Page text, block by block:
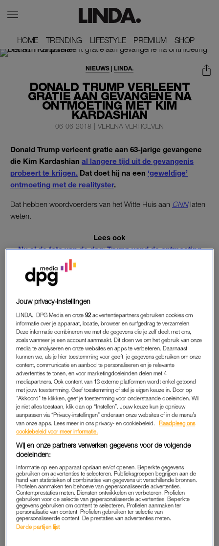
HOME
HOME TRENDING
TRENDING LIFESTYLE
LIFESTYLE PREMIUM
PREMIUM SHOP
SHOP
DONALD TRUMP VERLEENT
GRATIE AAN GEVANGENE NA
ONTMOETING MET KIM
KARDASHIAN
NIEUWS | LINDA.
06-06-2018 | VERENA VERHOEVEN
Donald Trump verleent gratie aan 63-jarige gevangene
die Kim Kardashian al langere tijd uit de gevangenis
probeert te krijgen. Dat doet hij na een ‘geweldige’
ontmoeting met de realityster.
Dat hebben woordvoerders van het Witte Huis aan CNN laten
weten.
Lees ook
Nu al de foto van de dag: Trump vond de ontmoeting
met Kim Kardashian ‘geweldig’
Kim was al langere tijd bezig om
krijgen voor Alice Marie Johnson, een 62-jarige vrouw die al 21
jaar in een gevangenis in Alabama (VS) zit. Ze zit op dit
moment nog vast voor een relatief licht drugsdelict. Kim kreeg
het in haar strijd voor elkaar om een afspraak te maken met
de president en die ontmoeting vond vrijdag 31 mei in het
Witte Huis plaats. Hierbij spraken Kim en Donald de twee over
hervormingen in het gevangeniswezen en strafmaten.
Great meeting with@KimKardashiantoday, talked
about prison reform and sentencing.
pic.twitter.com/uOy4UJ41JF
— Donald J. Trump (@realDonaldTrump)May 30,
2018
GRATIE
Jouw privacy-instellingen
LINDA., DPG Media en onze92 advertentiepartners gebruiken cookies om
informatie over je apparaat, locatie, browser en surfgedrag te verzamelen.
Deze informatie combineren we met de gegevens die je zelf deelt met ons,
zoals wanneer je een account aanmaakt. Dit doen we om het gebruik van onze
media te analyseren en onze websites en apps te verbeteren. Daarnaast
kunnen we, als je hier toestemming voor geeft, je gegevens gebruiken om onze
content, communicatie en aanbod te personaliseren en je relevante
advertenties te tonen, en voor marketingdoeleinden delen met 4
mediapartners. Ook content van 13 externe platformen wordt enkel getoond
met jouw toestemming. Geef toestemming of stel je eigen keuze in. Door op
"Akkoord" te klikken, geef je toestemming voor onderstaande doeleinden. Wil
je niet alles toestaan, klik dan op “Instellen”. Jouw keuze kun je opnieuw
aanpassen via “Privacy-instellingen” onderaan onze websites of in de menu’s
van onze apps. Lees meer in ons privacy- en cookiebeleid.
Raadpleeg ons
cookiebeleid voor meer informatie.
Wij en onze partners verwerken gegevens voor de volgende
doeleinden:
Informatie op een apparaat opslaan en/of openen. Beperkte gegevens
gebruiken om advertenties te selecteren. Publieksgroepen begrijpen aan de
hand van statistieken of combinaties van gegevens uit verschillende bronnen.
Profielen aanmaken ten behoeve van gepersonaliseerde advertenties.
Contentprestaties meten. Diensten ontwikkelen en verbeteren. Profielen
gebruiken voor de selectie van gepersonaliseerde advertenties. Beperkte
gegevens gebruiken om content te selecteren. Profielen aanmaken ter
personalisatie van content. Profielen gebruiken ter selectie van
gepersonaliseerde content. De prestaties van advertenties meten.
Derde partijen lijst